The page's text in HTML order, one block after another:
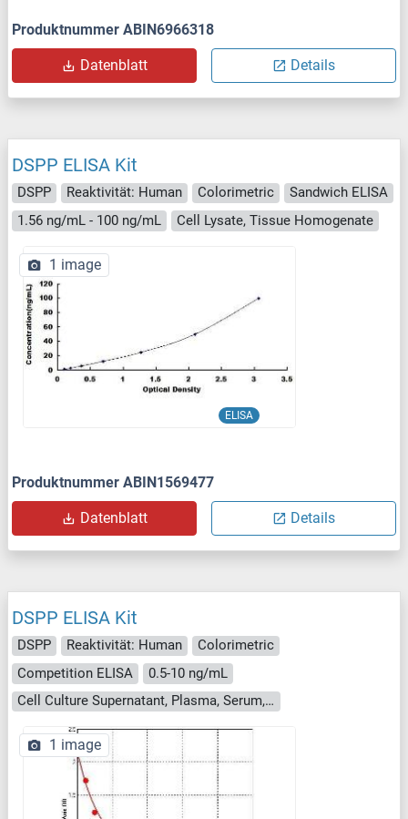
Produktnummer ABIN6966318
Datenblatt Details
DSPP ELISA Kit
DSPP Reaktivität: Human Colorimetric
Sandwich ELISA
1.56 ng/mL - 100 ng/mL
Cell Lysate, Tissue Homogenate
ELISA
1 image
Produktnummer ABIN1569477
Datenblatt Details
DSPP ELISA Kit
DSPP Reaktivität: Human
Colorimetric
Competition ELISA
0.5-10 ng/mL
Cell Culture Supernatant, Plasma, Serum, Tissue Homogenate
1 image